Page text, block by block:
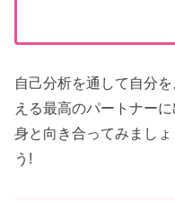
自己分析を通して自分
える最高のパートナー
身と向き合ってみまし
う!